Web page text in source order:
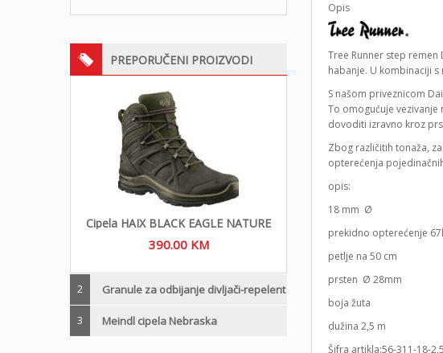
PREPORUČENI PROIZVODI
Cipela HAIX BLACK EAGLE NATURE
390.00 KM
2 Granule za odbijanje divljači-repelent
3 Meindl cipela Nebraska
Opis
Tree Runner step
habanje. U kombinaciji
S našom priveznicom
To omogućuje
dovoditi izravno kroz
Zbog različitih tonaža,
opterećenja
opis:
18 mm Ø
prekidno opterećenje
petlje na 50 cm
prsten Ø 28mm
boja žuta
dužina 2,5 m
Šifra artikla:56-311-18-2,5